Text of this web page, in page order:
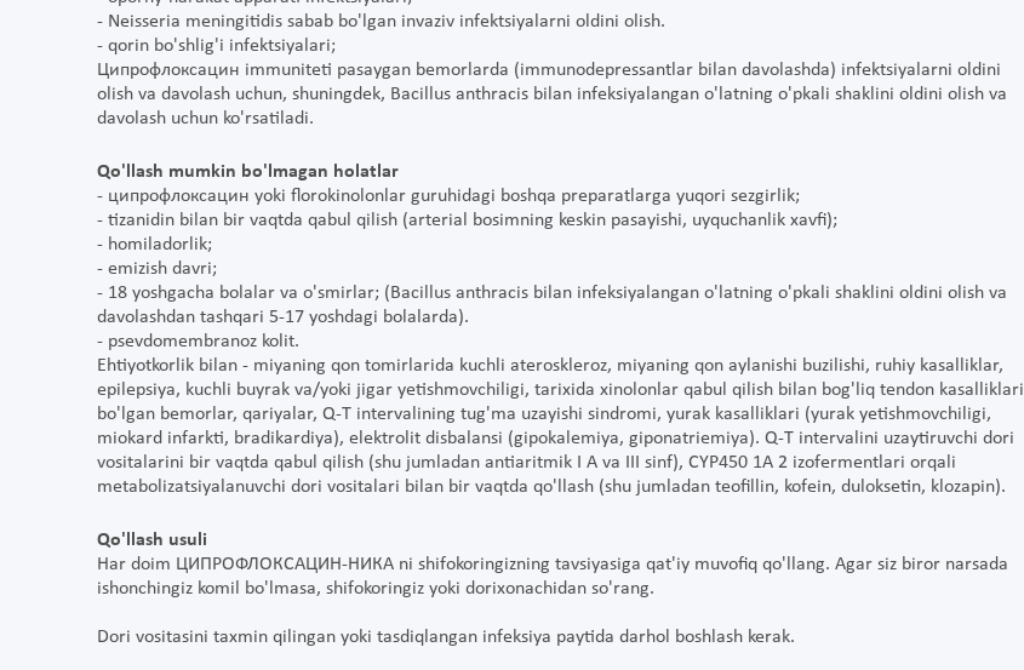
- Neisseria meningitidis sabab bo'lgan invaziv infektsiyalarni oldini olish.
- qorin bo'shlig'i infektsiyalari;
Ципрофлоксацин immuniteti pasaygan bemorlarda (immunodepressantlar bilan davolashda) infektsiyalarni oldini
olish va davolash uchun, shuningdek, Bacillus anthracis bilan infeksiyalangan o'latning o'pkali shaklini oldini olish va
davolash uchun ko'rsatiladi.
Qo'llash mumkin bo'lmagan holatlar
- ципрофлоксацин yoki florokinolonlar guruhidagi boshqa preparatlarga yuqori sezgirlik;
- tizanidin bilan bir vaqtda qabul qilish (arterial bosimning keskin pasayishi, uyquchanlik xavfi);
- homiladorlik;
- emizish davri;
- 18 yoshgacha bolalar va o'smirlar; (Bacillus anthracis bilan infeksiyalangan o'latning o'pkali shaklini oldini olish va
davolashdan tashqari 5-17 yoshdagi bolalarda).
- psevdomembranoz kolit.
Ehtiyotkorlik bilan - miyaning qon tomirlarida kuchli ateroskleroz, miyaning qon aylanishi buzilishi, ruhiy kasalliklar,
epilepsiya, kuchli buyrak va/yoki jigar yetishmovchiligi, tarixida xinolonlar qabul qilish bilan bog'liq tendon kasalliklari
bo'lgan bemorlar, qariyalar, Q-T intervalining tug'ma uzayishi sindromi, yurak kasalliklari (yurak yetishmovchiligi,
miokard infarkti, bradikardiya), elektrolit disbalansi (gipokalemiya, giponatriemiya). Q-T intervalini uzaytiruvchi dori
vositalarini bir vaqtda qabul qilish (shu jumladan antiaritmik I A va III sinf), CYP450 1A 2 izofermentlari orqali
metabolizatsiyalanuvchi dori vositalari bilan bir vaqtda qo'llash (shu jumladan teofillin, kofein, duloksetin, klozapin).
Qo'llash usuli
Har doim ЦИПРОФЛОКСАЦИН-НИКА ni shifokoringizning tavsiyasiga qat'iy muvofiq qo'llang. Agar siz biror narsada
ishonchingiz komil bo'lmasa, shifokoringiz yoki dorixonachidan so'rang.
Dori vositasini taxmin qilingan yoki tasdiqlangan infeksiya paytida darhol boshlash kerak.